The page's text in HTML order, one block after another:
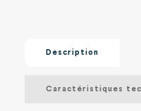
Description
Caractéristiques